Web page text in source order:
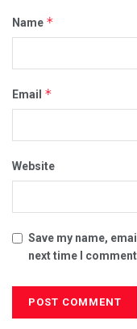
Name *
Email *
Website
Save my name,
next time I